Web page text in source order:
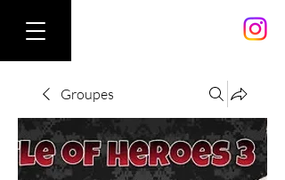
Groupes